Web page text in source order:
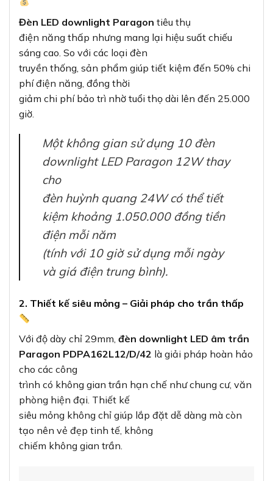
Đèn LED downlight Paragon tiêu thụ
điện năng thấp nhưng mang lại hiệu suất chiếu
sáng cao. So với các loại đèn
truyền thống, sản phẩm giúp tiết kiệm đến 50% chi
phí điện năng, đồng thời
giảm chi phí bảo trì nhờ tuổi thọ dài lên đến 25.000
giờ.
Một không gian sử dụng 10 đèn
downlight LED Paragon 12W thay
cho
đèn huỳnh quang 24W có thể tiết
kiệm khoảng 1.050.000 đồng tiền
điện mỗi năm
(tính với 10 giờ sử dụng mỗi ngày
và giá điện trung bình).
2. Thiết kế siêu mỏng – Giải pháp cho trần thấp
Với độ dày chỉ 29mm, đèn downlight LED âm trần
Paragon PDPA162L12/D/42 là giải pháp hoàn hảo
cho các công
trình có không gian trần hạn chế như chung cư, văn
phòng hiện đại. Thiết kế
siêu mỏng không chỉ giúp lắp đặt dễ dàng mà còn
tạo nên vẻ đẹp tinh tế, không
chiếm không gian trần.